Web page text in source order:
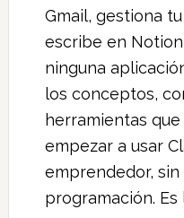
Gmail, gestiona
escribe en
ninguna
los conceptos,
herramientas
empezar a usar
emprendedor,
programación. Es